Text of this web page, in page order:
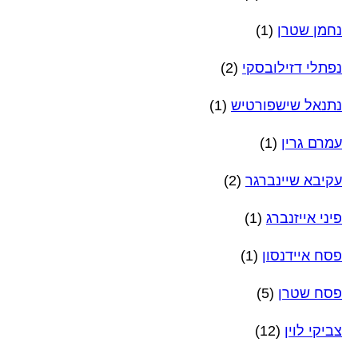
נחמן שטרן (1)
נפתלי דזילובסקי (2)
נתנאל שישפורטיש (1)
עמרם גרין (1)
עקיבא שיינברגר (2)
פיני אייזנברג (1)
פסח איידנסון (1)
פסח שטרן (5)
צביקי לוין (12)